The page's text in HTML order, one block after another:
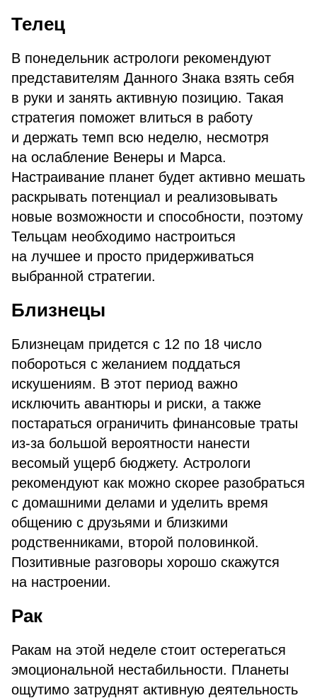
Телец
В понедельник астрологи рекомендуют
представителям Данного Знака взять себя
в руки и занять активную позицию. Такая
стратегия поможет влиться в работу
и держать темп всю неделю, несмотря
на ослабление Венеры и Марса.
Настраивание планет будет активно мешать
раскрывать потенциал и реализовывать
новые возможности и способности, поэтому
Тельцам необходимо настроиться
на лучшее и просто придерживаться
выбранной стратегии.
Близнецы
Близнецам придется с 12 по 18 число
побороться с желанием поддаться
искушениям. В этот период важно
исключить авантюры и риски, а также
постараться ограничить финансовые траты
из-за большой вероятности нанести
весомый ущерб бюджету. Астрологи
рекомендуют как можно скорее разобраться
с домашними делами и уделить время
общению с друзьями и близкими
родственниками, второй половинкой.
Позитивные разговоры хорошо скажутся
на настроении.
Рак
Ракам на этой неделе стоит остерегаться
эмоциональной нестабильности. Планеты
ощутимо затруднят активную деятельность